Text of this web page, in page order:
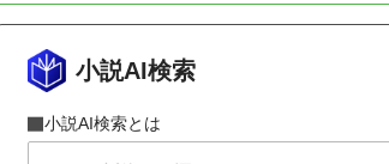
小説AI検索
小説AI検索とは